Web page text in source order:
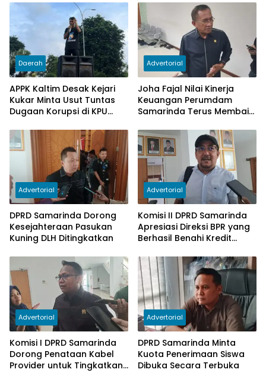
Daerah
APPK Kaltim Desak Kejari
Kukar Minta Usut Tuntas
Dugaan Korupsi di KPU
Dana Hibah PSU Kukar
Tahun 2025
Advertorial
Joha Fajal Nilai Kinerja
Keuangan Perumdam
Samarinda Terus Membaik,
Subsidi Berkurang
Advertorial
DPRD Samarinda Dorong
Kesejahteraan Pasukan
Kuning DLH Ditingkatkan
Advertorial
Komisi II DPRD Samarinda
Apresiasi Direksi BPR yang
Berhasil Benahi Kredit
Advertorial
Komisi I DPRD Samarinda
Dorong Penataan Kabel
Provider untuk Tingkatkan
Advertorial
DPRD Samarinda Minta
Kuota Penerimaan Siswa
Dibuka Secara Terbuka